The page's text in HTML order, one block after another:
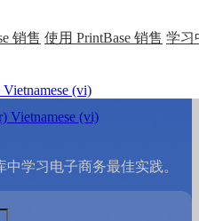
销售 使用 PrintBase 销售 学习
Vietnamese (vi)
Vietnamese (vi)
学习电子商务最佳实践。